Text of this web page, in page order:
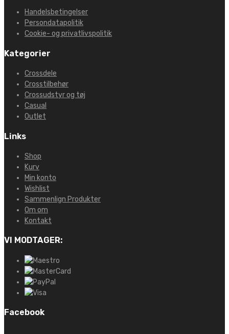
Handelsbetingelser
Persondatapolitik
Cookie- og privatlivspolitik
Kategorier
Crossdele
Crosstilbehør
Crossudstyr og tøj
Casual
Outlet
Links
Shop
Kurv
Min konto
Wishlist
Sammenlign Produkter
Om om
Kontakt
VI MODTAGER:
Facebook